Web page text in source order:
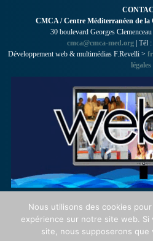
CMCA / Centre Méditerranéen de
30 boulevard Georges
cmca@cmca-med.org | Tél
Développement web & multimédias F.Revelli >
légales
Nous utilisons des cookies
expérience sur notre site web. Si
site, nous supposerons que